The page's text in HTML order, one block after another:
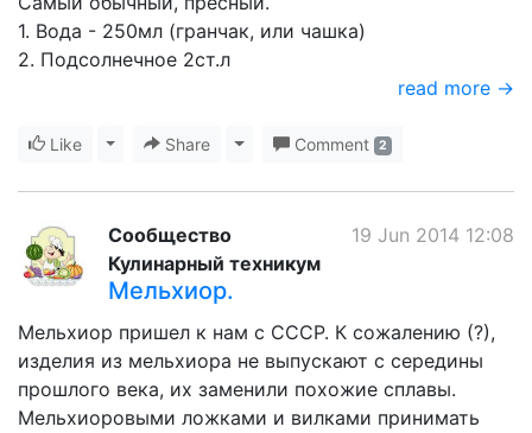
1. Вода - 250мл (гранчак, или чашка)
2. Подсолнечное 2ст.л
read more →
Like Toggle Dropdown
Share Toggle Dropdown
Comment 2
19 Jun 2014 12:08
Сообщество
Кулинарный техникум
Мельхиор.
Мельхиор пришел к нам с СССР. К сожалению (?),
изделия из мельхиора не выпускают с середины
прошлого века, их заменили похожие сплавы.
Мельхиоровыми ложками и вилками принимать